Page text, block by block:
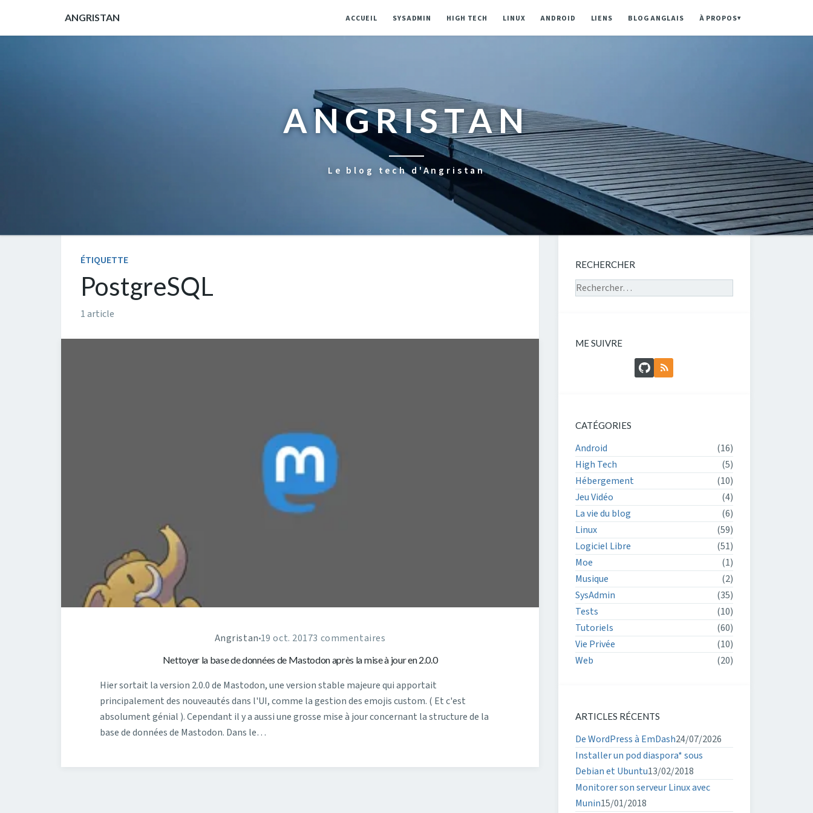
ANGRISTAN ACCUEIL SYSADMIN HIGH TECH LINUX ANDROID LIENS BLOG ANGLAIS À PROPOS▾
ANGRISTAN
Le blog tech d'Angristan
ÉTIQUETTE
PostgreSQL
1 article
Angristan 19 oct. 20173 commentaires
Nettoyer la base de données de Mastodon après la mise à jour en 2.0.0
Hier sortait la version 2.0.0 de Mastodon, une version stable majeure qui apportait
principalement des nouveautés dans l'UI, comme la gestion des emojis custom. ( Et c'est
absolument génial ). Cependant il y a aussi une grosse mise à jour concernant la structure de la
base de données de Mastodon. Dans le…
RECHERCHER
Rechercher sur le site
ME SUIVRE
GitHubFlux RSS
CATÉGORIES
Android
(16)
High Tech
(5)
Hébergement
(10)
Jeu Vidéo
(4)
La vie du blog
(6)
Linux
(59)
Logiciel Libre
(51)
Moe
(1)
Musique
(2)
SysAdmin
(35)
Tests
(10)
Tutoriels
(60)
Vie Privée
(10)
Web
(20)
ARTICLES RÉCENTS
De WordPress à EmDash24/07/2026
Installer un pod diaspora* sous
Debian et Ubuntu13/02/2018
Monitorer son serveur Linux avec
Munin15/01/2018